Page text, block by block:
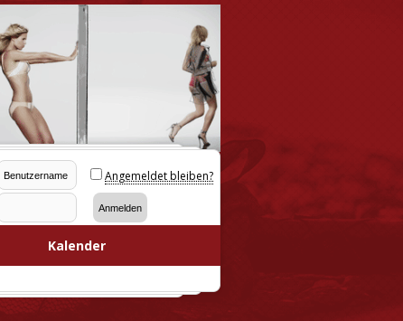
Angemeldet bleiben?
Kalender